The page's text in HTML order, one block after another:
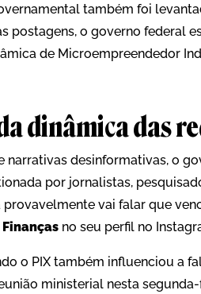
também foi
postagens, o governo federal
de Microempreendedor
dinâmica das
narrativas desinformativas, o
por jornalistas,
vai falar que
no seu perfil no
o PIX também influenciou a
ministerial nesta